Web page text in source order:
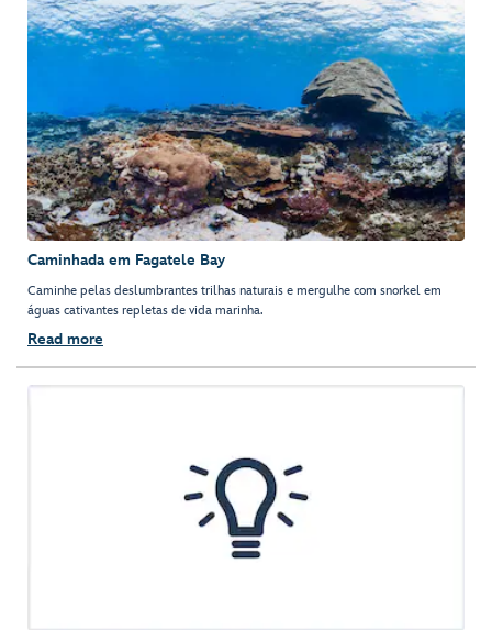
Caminhada em Fagatele Bay
Caminhe pelas deslumbrantes trilhas naturais e mergulhe com snorkel em
águas cativantes repletas de vida marinha.
Read more